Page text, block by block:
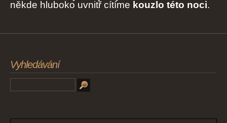
někde hluboko uvnitř cítíme kouzlo této noci.
Vyhledávání